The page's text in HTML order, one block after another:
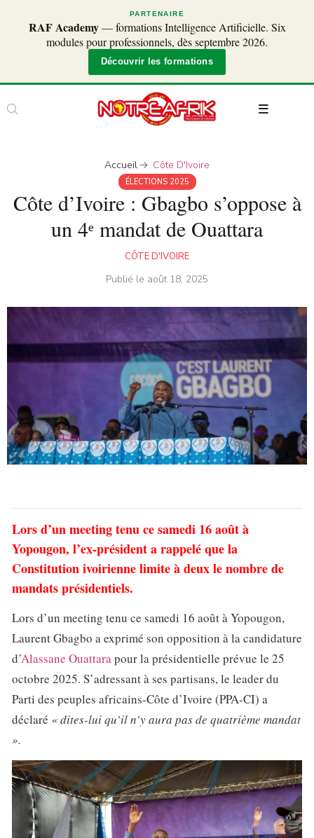
PARTENAIRE
RAF Academy— formations Intelligence Artificielle. Six
modules pour professionnels, dès septembre 2026.
Découvrir les formations
Accueil Côte D'Ivoire
ÉLECTIONS 2025
Côte d’Ivoire : Gbagbo s’oppose à
un 4ᵉ mandat de Ouattara
CÔTE D'IVOIRE
Publié le août 18, 2025
Lors d’un meeting tenu ce samedi 16 août à
Yopougon, l’ex-président a rappelé que la
Constitution ivoirienne limite à deux le nombre de
mandats présidentiels.
Lors d’un meeting tenu ce samedi 16 août à Yopougon,
Laurent Gbagbo a exprimé son opposition à la candidature
d’Alassane Ouattarapour la présidentielle prévue le 25
octobre 2025. S’adressant à ses partisans, le leader du
Parti des peuples africains-Côte d’Ivoire (PPA-CI) a
déclaré « dites-lui qu’il n’y aura pas de quatrième mandat
».